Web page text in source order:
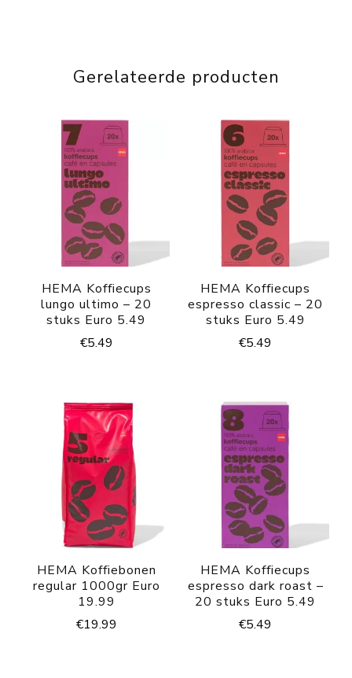
Gerelateerde producten
HEMA Koffiecups
lungo ultimo – 20
stuks Euro 5.49
€5.49
HEMA Koffiecups
espresso classic – 20
stuks Euro 5.49
€5.49
HEMA Koffiebonen
regular 1000gr Euro
19.99
€19.99
HEMA Koffiecups
espresso dark roast –
20 stuks Euro 5.49
€5.49